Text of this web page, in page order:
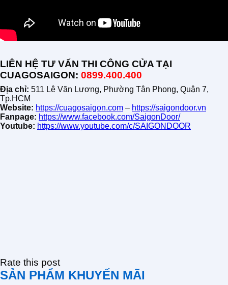
LIÊN HỆ TƯ VẤN THI CÔNG CỬA TẠI
CUAGOSAIGON: 0899.400.400
Địa chỉ: 511 Lê Văn Lương, Phường Tân Phong, Quận 7,
Tp.HCM
Website: https://cuagosaigon.com – https://saigondoor.vn
Fanpage: https://www.facebook.com/SaigonDoor/
Youtube: https://www.youtube.com/c/SAIGONDOOR
Rate this post
SẢN PHẨM KHUYẾN MÃI